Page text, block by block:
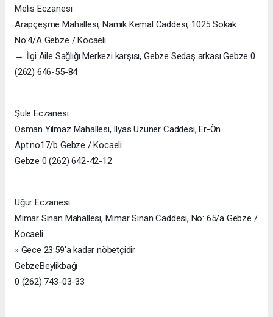
Melis Eczanesi
Arapçeşme Mahallesi, Namık Kemal Caddesi, 1025 Sokak
No:4/A Gebze / Kocaeli
→ İlgi Aile Sağlığı Merkezi karşısı, Gebze Sedaş arkası Gebze 0
(262) 646-55-84
Şule Eczanesi
Osman Yılmaz Mahallesi, Ilyas Uzuner Caddesi, Er-Ön
Apt.no17/b Gebze / Kocaeli
Gebze 0 (262) 642-42-12
Uğur Eczanesi
Mımar Sınan Mahallesi, Mımar Sınan Caddesi, No: 65/a Gebze /
Kocaeli
» Gece 23:59'a kadar nöbetçidir
GebzeBeylikbağı
0 (262) 743-03-33